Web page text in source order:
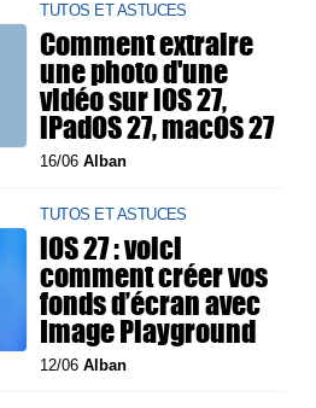
TUTOS ET ASTUCES
Comment extraire
une photo d'une
vidéo sur iOS 27,
iPadOS 27, macOS 27
16/06Alban
TUTOS ET ASTUCES
iOS 27 : voici
comment créer vos
fonds d’écran avec
Image Playground
12/06Alban